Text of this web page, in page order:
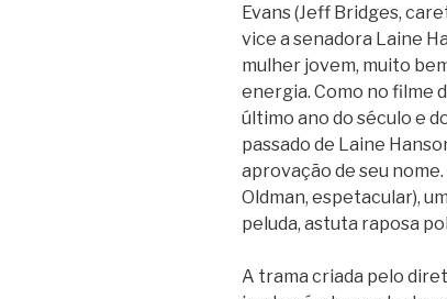
Evans (Jeff Bridges,
vice a senadora Laine
mulher jovem, muito
energia. Como no filme
último ano do século e
passado de Laine
aprovação de seu
Oldman, espetacular),
peluda, astuta raposa
A trama criada pelo